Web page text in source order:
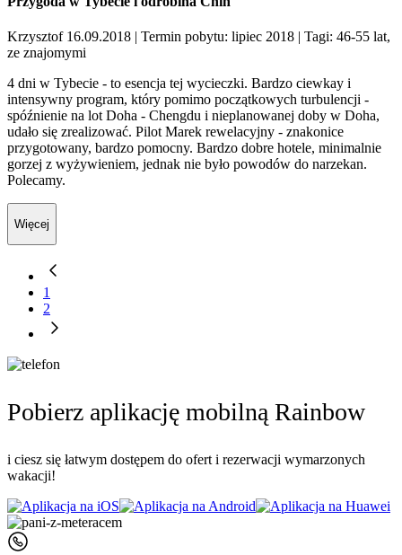
Krzysztof 16.09.2018 | Termin pobytu: lipiec 2018 | Tagi: 46-55 lat,
ze znajomymi
4 dni w Tybecie - to esencja tej wycieczki. Bardzo ciewkay i
intensywny program, który pomimo początkowych turbulencji -
spóźnienie na lot Doha - Chengdu i nieplanowanej doby w Doha,
udało się zrealizować. Pilot Marek rewelacyjny - znakonice
przygotowany, bardzo pomocny. Bardzo dobre hotele, minimalnie
gorzej z wyżywieniem, jednak nie było powodów do narzekan.
Polecamy.
Więcej
1
2
Pobierz aplikację mobilną Rainbow
i ciesz się łatwym dostępem do ofert i rezerwacji wymarzonych
wakacji!